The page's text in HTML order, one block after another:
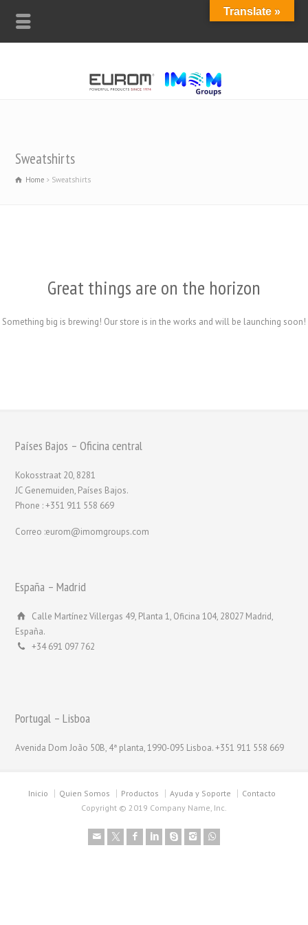
Sweatshirts
Home Sweatshirts
Great things are on the horizon
Something big is brewing! Our store is in the works and will be launching soon!
Países Bajos – Oficina central
Kokosstraat 20, 8281
JC Genemuiden, Países Bajos.
Phone : +351 911 558 669
Correo :eurom@imomgroups.com
España – Madrid
Calle Martínez Villergas 49, Planta 1, Oficina 104, 28027 Madrid,
España.
+34 691 097 762
Portugal – Lisboa
Avenida Dom João 50B, 4ª planta, 1990-095 Lisboa. +351 911 558 669
Inicio Quien Somos Productos Ayuda y Soporte
Contacto
Copyright © 2019 Company Name, Inc.
Translate »